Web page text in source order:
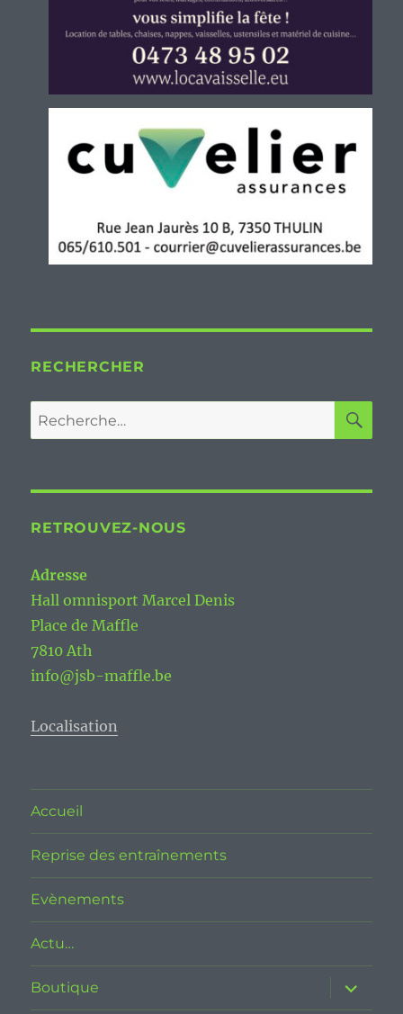
RECHERCHER
Recherche
pour :
RETROUVEZ-NOUS
Adresse
Hall omnisport Marcel Denis
Place de Maffle
7810 Ath
info@jsb-maffle.be
Localisation
Accueil
Reprise des entraînements
Evènements
Actu…
Boutique
ouvrir
le